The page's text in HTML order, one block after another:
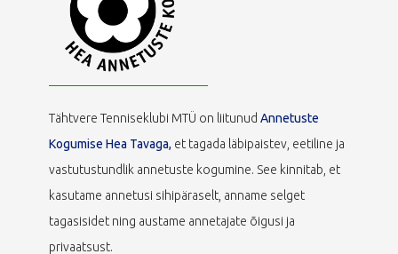
Tähtvere Tenniseklubi MTÜ on liitunud Annetuste
Kogumise Hea Tavaga, et tagada läbipaistev, eetiline ja
vastutustundlik annetuste kogumine. See kinnitab, et
kasutame annetusi sihipäraselt, anname selget
tagasisidet ning austame annetajate õigusi ja
privaatsust.